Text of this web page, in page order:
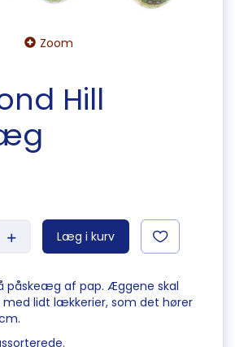
Zoom
Hill
Læg i kurv
påskeæg af pap. Æggene skal
med lidt lækkerier, som det hører